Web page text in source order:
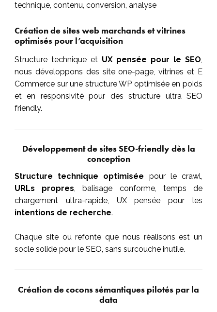
technique, contenu, conversion, analyse
Création de sites web marchands et vitrines
optimisés pour l’acquisition
Structure technique et UX pensée pour le SEO,
nous développons des site one-page, vitrines et E
Commerce sur une structure WP optimisée en poids
et en responsivité pour des structure ultra SEO
friendly.
Développement de sites SEO-friendly dès la
conception
Structure technique optimisée pour le crawl,
URLs propres, balisage conforme, temps de
chargement ultra-rapide, UX pensée pour les
intentions de recherche.
Chaque site ou refonte que nous réalisons est un
socle solide pour le SEO, sans surcouche inutile.
Création de cocons sémantiques pilotés par la
data